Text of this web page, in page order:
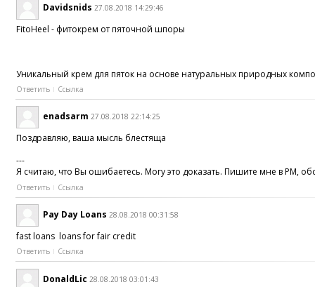
Davidsnids 27.08.2018 14:29:46
FitoHeel - фитокрем от пяточной шпоры
Уникальный крем для пяток на основе натуральных природных
Ответить Ссылка
enadsarm 27.08.2018 22:14:25
Поздравляю, ваша мысль блестяща
---
Я считаю, что Вы ошибаетесь. Могу это доказать. Пишите мне в PM,
Ответить Ссылка
Pay Day Loans 28.08.2018 00:31:58
fast loans loans for fair credit
Ответить Ссылка
DonaldLic 28.08.2018 03:01:43